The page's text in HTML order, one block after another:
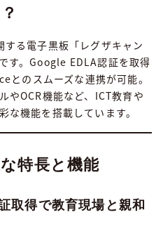
する電子黒板「レグザキャン
す。Google EDLA認証を取得
のスムーズな連携が可能。
やOCR機能など、ICT教育や
な機能を搭載しています。
特長と機能
得で教育現場と親和